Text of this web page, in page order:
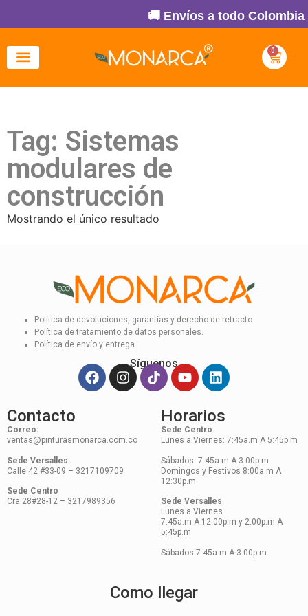
🚚 Envíos a todo Colombia
0
Tag: Sistemas
modulares de
construcción
Mostrando el único resultado
Política de devoluciones, garantías y derecho de retracto
Política de tratamiento de datos personales.
Política de envío y entrega.
Síguenos
Contacto
Correo:
ventas@pinturasmonarca.com.co
Sede Versalles
Calle 42 #33-09 – 3217109709
Sede Centro
Cra 28#28-12 – 3217989356
Horarios
Sede Centro
Lunes a Viernes: 7:45a.m A 5:45p.m
Sábados: 7:45a.m A 3:00p.m
Domingos y Festivos 8:00a.m A
12:30p.m
Sede Versalles
Lunes a Viernes
7:45a.m A 12:00p.m y 2:00p.m A
5:45p.m
Sábados 7:45a.m A 3:00p.m
Como llegar